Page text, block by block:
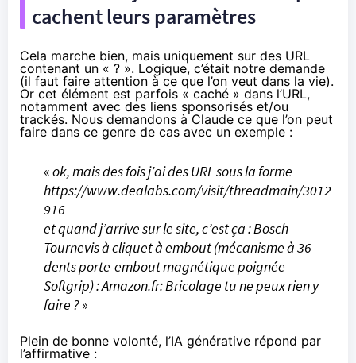
cachent leurs paramètres
Cela marche bien, mais uniquement sur des URL
contenant un « ? ». Logique, c’était notre demande
(il faut faire attention à ce que l’on veut dans la vie).
Or cet élément est parfois « caché » dans l’URL,
notamment avec des liens sponsorisés et/ou
trackés. Nous demandons à Claude ce que l’on peut
faire dans ce genre de cas avec un exemple :
«ok, mais des fois j’ai des URL sous la forme
https://www.dealabs.com/visit/threadmain/3012
916
et quand j’arrive sur le site, c’est ça : Bosch
Tournevis à cliquet à embout (mécanisme à 36
dents porte-embout magnétique poignée
Softgrip) : Amazon.fr: Bricolage tu ne peux rien y
faire ?»
Plein de bonne volonté, l’IA générative répond par
l’affirmative :